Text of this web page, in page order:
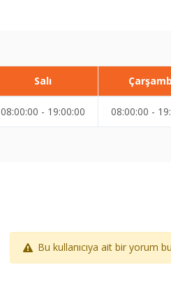
Salı
08:00:00 - 19:00:00 08:00:00 -
Bu kullanıcıya ait bir yorum